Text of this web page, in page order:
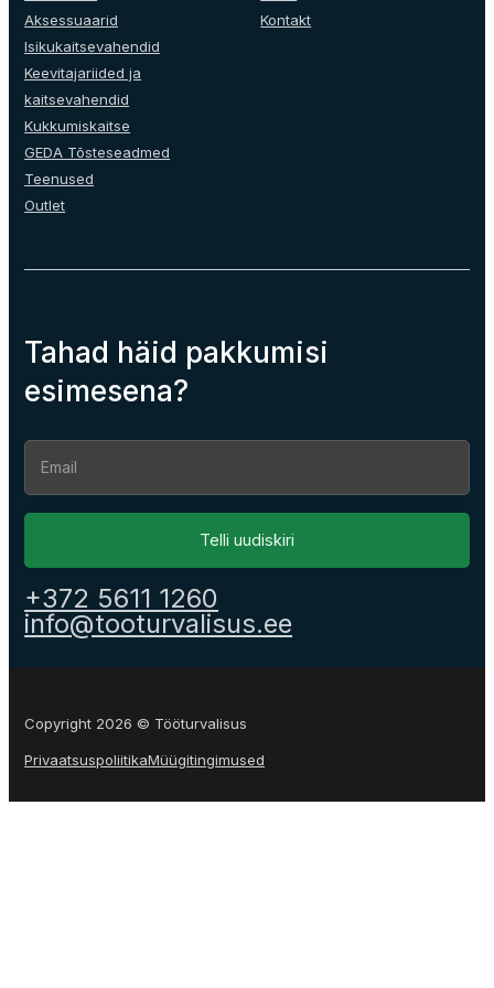
the
product
page
Aksessuaarid
Isikukaitsevahendid
Keevitajariided ja
kaitsevahendid
Kukkumiskaitse
GEDA Tõsteseadmed
Teenused
Outlet
Kontakt
Tahad häid pakkumisi
esimesena?
Section
Telli uudiskiri
+372 5611 1260
info@tooturvalisus.ee
Copyright 2026 © Tööturvalisus
PrivaatsuspoliitikaMüügitingimused